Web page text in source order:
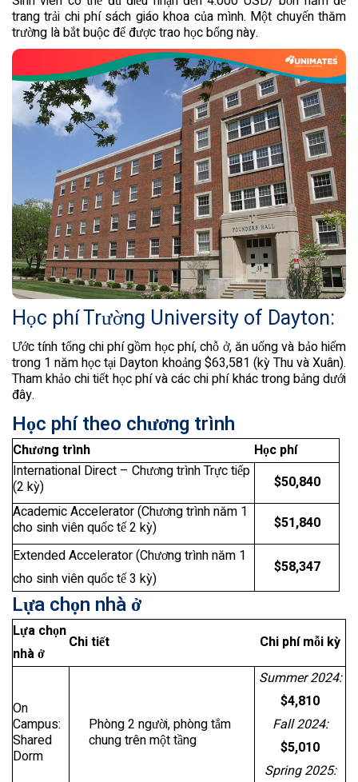
trang trải chi phí sách giáo khoa của mình. Một chuyến thăm
trường là bắt buộc để được trao học bổng này.
Học phí Trường University of Dayton:
Ước tính tổng chi phí gồm học phí, chỗ ở, ăn uống và bảo hiểm
trong 1 năm học tại Dayton khoảng $63,581 (kỳ Thu và Xuân).
Tham khảo chi tiết học phí và các chi phí khác trong bảng dưới
đây.
Học phí theo chương trình
Chương trình
Học phí
International Direct – Chương trình Trực tiếp
(2 kỳ)
$50,840
Academic Accelerator (Chương trình năm 1
cho sinh viên quốc tế 2 kỳ)
$51,840
Extended Accelerator (Chương trình năm 1
cho sinh viên quốc tế 3 kỳ)
$58,347
Lựa chọn nhà ở
Lựa chọn
nhà ở
Chi tiết Chi phí mỗi kỳ
On
Campus:
Shared
Dorm
Phòng 2 người, phòng tắm
chung trên một tầng
Summer 2024:
$4,810
Fall 2024:
$5,010
Spring 2025: